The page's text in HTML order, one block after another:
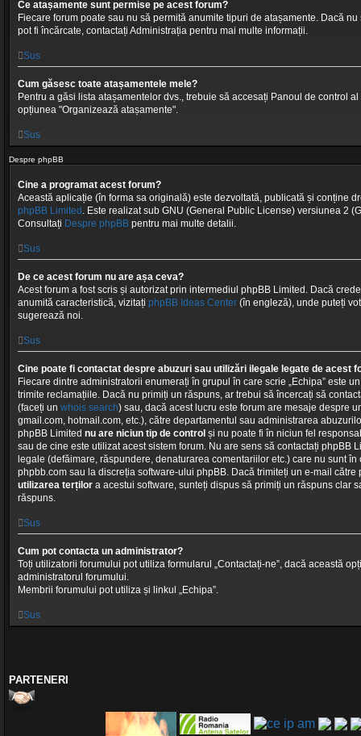
Ce atașamente sunt permise pe acest forum?
Fiecare forum poate sau nu să permită anumite tipuri de atașamente. Dacă
pot fi încărcate, contactați Administrația pentru mai multe informații.
Sus
Cum găsesc toate atașamentele mele?
Pentru a găsi lista atașamentelor dvs., trebuie să accesați Panoul de control
opțiunea "Organizează atașamente".
Sus
Despre phpBB
Cine a programat acest forum?
Această aplicație (în forma sa originală) este dezvoltată, publicată și conține
phpBB Limited . Este realizat sub GNU (General Public License) versiunea 2
Consultați Despre phpBB pentru mai multe detalii.
Sus
De ce acest forum nu are așa ceva?
Acest forum a fost scris și autorizat prin intermediul phpBB Limited. Dacă
anumită caracteristică, vizitați phpBB Ideas Center (în engleză), unde puteți
sugerează noi.
Sus
Cine poate fi contactat despre abuzuri sau utilizări ilegale legate de acest
Fiecare dintre administratorii enumerați în grupul în care scrie „Echipa” este
trimite reclamațiile. Dacă nu primiți un răspuns, ar trebui să încercați să
(faceți un whois search) sau, dacă acest lucru este forum are mesaje despre
gmail.com, hotmail.com, etc.), către departamentul sau administrarea
phpBB Limited nu are niciun tip de control și nu poate fi în niciun fel
sau de cine este utilizat acest sistem forum. Nu are sens să contactați phpBB
legale (defăimare, răspundere, denaturarea comentariilor etc.) care nu sunt în
phpbb.com sau la discreția software-ului phpBB. Dacă trimiteți un e-mail
utilizarea terților a acestui software, sunteți dispus să primiți un răspuns clar
răspuns.
Sus
Cum pot contacta un administrator?
Toți utilizatorii forumului pot utiliza formularul „Contactați-ne”, dacă această
administratorul forumului.
Membrii forumului pot utiliza și linkul „Echipa”.
Sus
PARTENERI